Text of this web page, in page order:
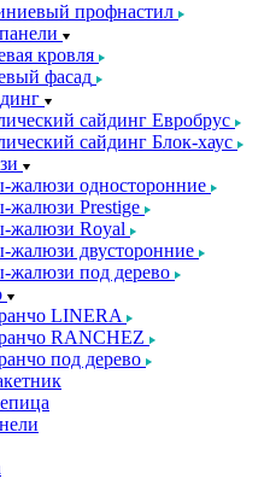
профнастил
кровля
фасад
сайдинг Евробрус
сайдинг Блок-хаус
жалюзи односторонние
жалюзи Prestige
жалюзи Royal
жалюзи двусторонние
жалюзи под дерево
LINERA
RANCHEZ
под дерево